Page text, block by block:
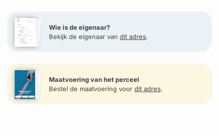
Wie is de eigenaar?
Bekijk de eigenaar van dit adres.
Maatvoering van het perceel
Bestel de maatvoering voor dit adres.